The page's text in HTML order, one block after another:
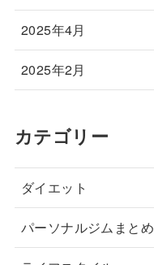
2025年4月
2025年2月
カテゴリー
ダイエット
パーソナルジムまとめ